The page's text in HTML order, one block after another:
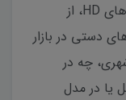
SLAM، GNSS RTK، LiDAR و دوربین های HD، از
دستی در بازار
چه در
یا در مدل